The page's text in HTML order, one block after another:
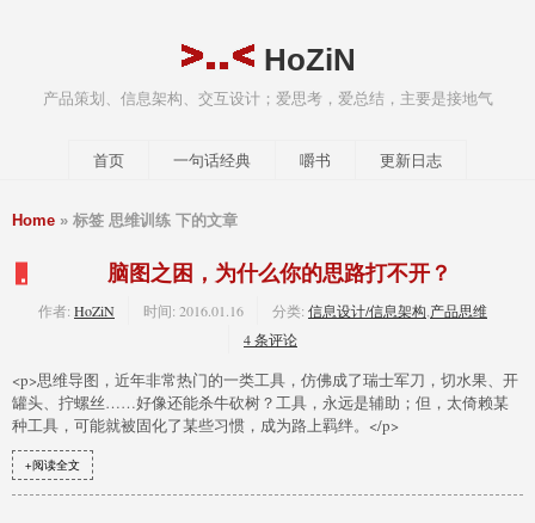
HoZiN
产品策划、信息架构、交互设计；爱思考，爱总结，主要是接地气
首页 一句话经典 嚼书 更新日志
Home » 标签 思维训练 下的文章
脑图之困，为什么你的思路打不开？
作者: HoZiN 时间: 2016.01.16 分类: 信息设计/信息架构 产品思维
4 条评论
<p>思维导图，近年非常热门的一类工具，仿佛成了瑞士军刀，切水果、开
罐头、拧螺丝……好像还能杀牛砍树？工具，永远是辅助；但，太倚赖某
种工具，可能就被固化了某些习惯，成为路上羁绊。</p>
+阅读全文